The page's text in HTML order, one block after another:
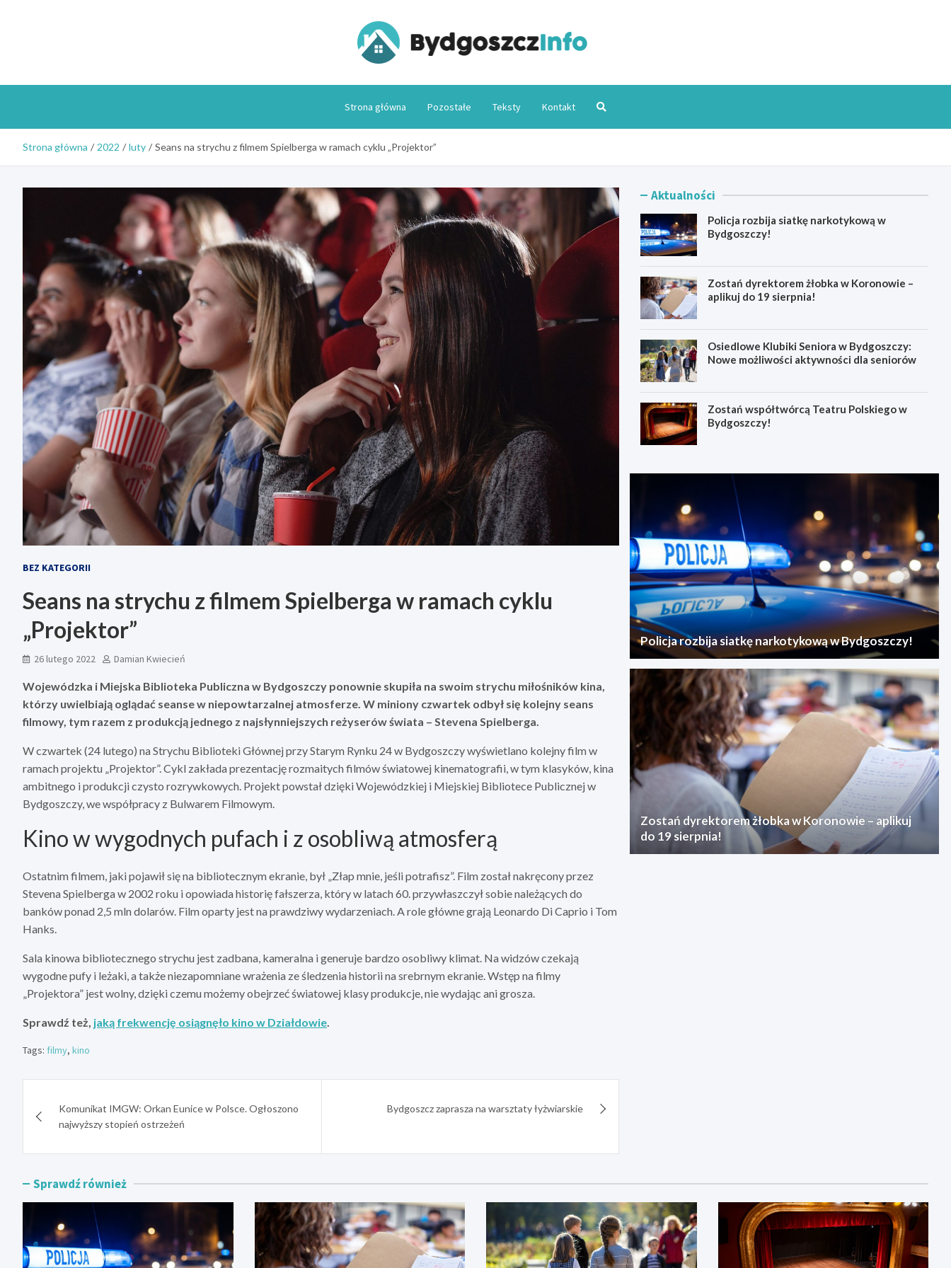
Strona główna Pozostałe Teksty Kontakt
Strona główna 2022 luty Seans na strychu z filmem Spielberga w ramach cyklu „Projektor”
BEZ KATEGORII
Seans na strychu z filmem Spielberga w ramach cyklu
„Projektor”
26 lutego 2022 Damian Kwiecień
Wojewódzka i Miejska Biblioteka Publiczna w Bydgoszczy ponownie skupiła na swoim strychu miłośników kina,
którzy uwielbiają oglądać seanse w niepowtarzalnej atmosferze. W miniony czwartek odbył się kolejny seans
filmowy, tym razem z produkcją jednego z najsłynniejszych reżyserów świata – Stevena Spielberga.
W czwartek (24 lutego) na Strychu Biblioteki Głównej przy Starym Rynku 24 w Bydgoszczy wyświetlano kolejny film w
ramach projektu „Projektor”. Cykl zakłada prezentację rozmaitych filmów światowej kinematografii, w tym klasyków, kina
ambitnego i produkcji czysto rozrywkowych. Projekt powstał dzięki Wojewódzkiej i Miejskiej Bibliotece Publicznej w
Bydgoszczy, we współpracy z Bulwarem Filmowym.
Kino w wygodnych pufach i z osobliwą atmosferą
Ostatnim filmem, jaki pojawił się na bibliotecznym ekranie, był „Złap mnie, jeśli potrafisz”. Film został nakręcony przez
Stevena Spielberga w 2002 roku i opowiada historię fałszerza, który w latach 60. przywłaszczył sobie należących do
banków ponad 2,5 mln dolarów. Film oparty jest na prawdziwy wydarzeniach. A role główne grają Leonardo Di Caprio i Tom
Hanks.
Sala kinowa bibliotecznego strychu jest zadbana, kameralna i generuje bardzo osobliwy klimat. Na widzów czekają
wygodne pufy i leżaki, a także niezapomniane wrażenia ze śledzenia historii na srebrnym ekranie. Wstęp na filmy
„Projektora” jest wolny, dzięki czemu możemy obejrzeć światowej klasy produkcje, nie wydając ani grosza.
Sprawdź też, jaką frekwencję osiągnęło kino w Działdowie.
Tags: filmy, kino
wpisuKomunikat IMGW: Orkan Eunice w Polsce. Ogłoszono
najwyższy stopień ostrzeżeń
Bydgoszcz zaprasza na warsztaty łyżwiarskie
Aktualności
Policja rozbija siatkę narkotykową w
Bydgoszczy!
Zostań dyrektorem żłobka w Koronowie –
aplikuj do 19 sierpnia!
Osiedlowe Klubiki Seniora w Bydgoszczy:
Nowe możliwości aktywności dla seniorów
Zostań współtwórcą Teatru Polskiego w
Bydgoszczy!
Policja rozbija siatkę narkotykową w Bydgoszczy!
Zostań dyrektorem żłobka w Koronowie – aplikuj
do 19 sierpnia!
Sprawdź również